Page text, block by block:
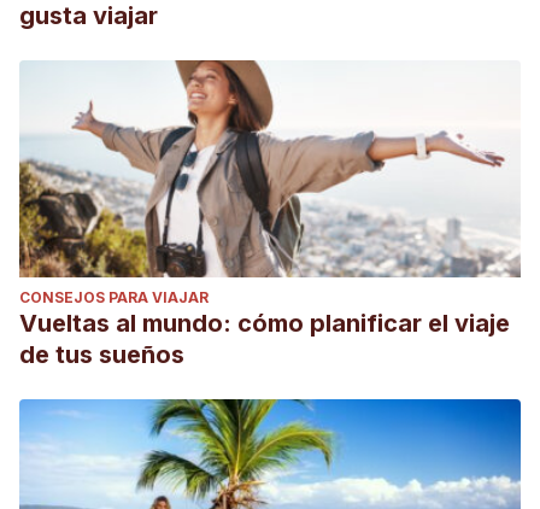
gusta viajar
CONSEJOS PARA VIAJAR
Vueltas al mundo: cómo planificar el viaje
de tus sueños